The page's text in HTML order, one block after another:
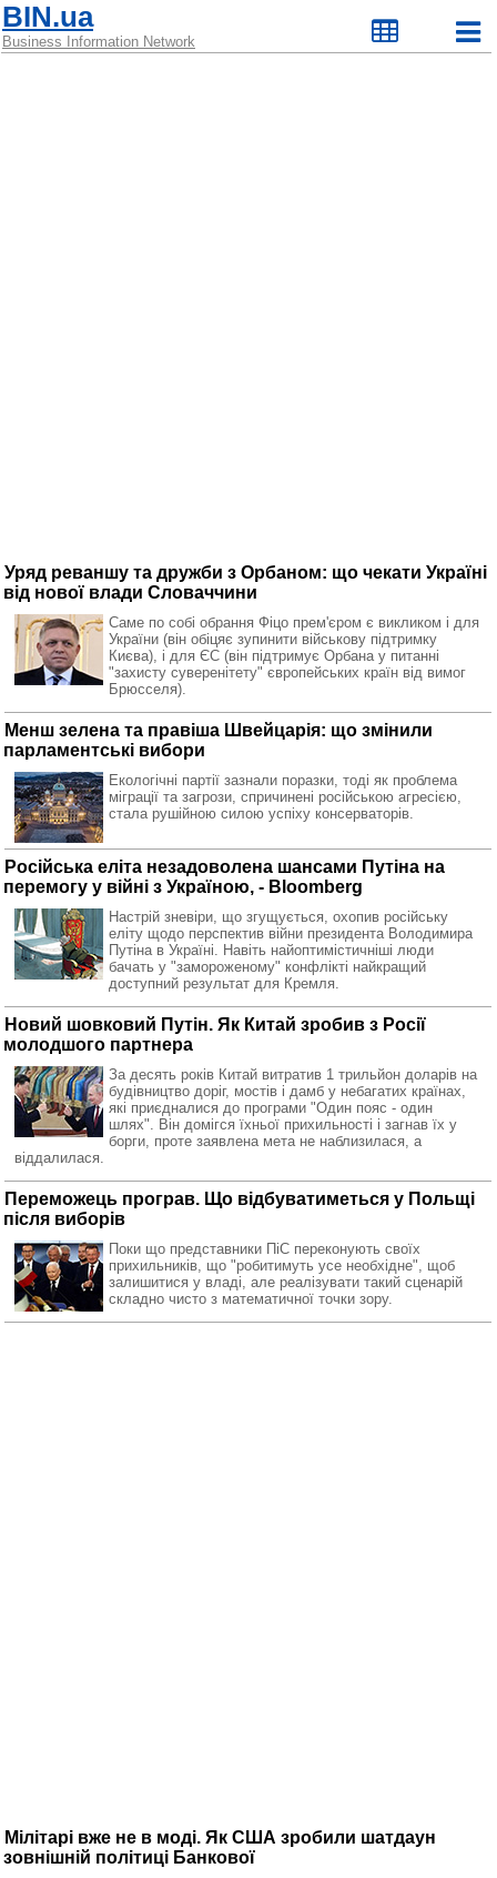
BIN.ua
Business Information Network
Уряд реваншу та дружби з Орбаном: що чекати Україні
від нової влади Словаччини
Саме по собі обрання Фіцо прем'єром є викликом і для
України (він обіцяє зупинити військову підтримку
Києва), і для ЄС (він підтримує Орбана у питанні
"захисту суверенітету" європейських країн від вимог
Брюсселя).
Менш зелена та правіша Швейцарія: що змінили
парламентські вибори
Екологічні партії зазнали поразки, тоді як проблема
міграції та загрози, спричинені російською агресією,
стала рушійною силою успіху консерваторів.
Російська еліта незадоволена шансами Путіна на
перемогу у війні з Україною, - Bloomberg
Настрій зневіри, що згущується, охопив російську
еліту щодо перспектив війни президента Володимира
Путіна в Україні. Навіть найоптимістичніші люди
бачать у "замороженому" конфлікті найкращий
доступний результат для Кремля.
Новий шовковий Путін. Як Китай зробив з Росії
молодшого партнера
За десять років Китай витратив 1 трильйон доларів на
будівництво доріг, мостів і дамб у небагатих країнах,
які приєдналися до програми "Один пояс - один
шлях". Він домігся їхньої прихильності і загнав їх у
борги, проте заявлена мета не наблизилася, а
віддалилася.
Переможець програв. Що відбуватиметься у Польщі
після виборів
Поки що представники ПіС переконують своїх
прихильників, що "робитимуть усе необхідне", щоб
залишитися у владі, але реалізувати такий сценарій
складно чисто з математичної точки зору.
Мілітарі вже не в моді. Як США зробили шатдаун
зовнішній політиці Банкової